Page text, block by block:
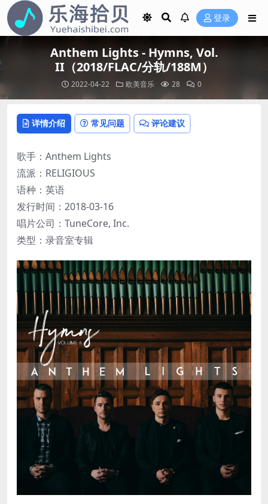
登录
Anthem Lights - Hymns, Vol.
II（2018/FLAC/分轨/188M）
2022-04-22 欧美音乐 28 0
详情介绍 常见问题 评论建议
歌手：Anthem Lights
流派：RELIGIOUS
语种：英语
发行时间：2018-03-16
唱片公司：TuneCore, Inc.
类型：录音室专辑